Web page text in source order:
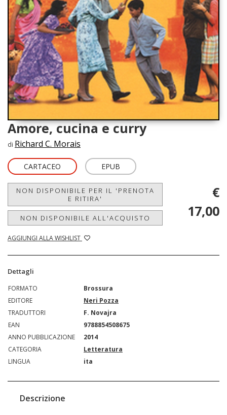
Amore, cucina e curry
di Richard C. Morais
CARTACEO EPUB
NON DISPONIBILE PER IL 'PRENOTA
E RITIRA'
NON DISPONIBILE ALL'ACQUISTO
AGGIUNGI ALLA WISHLIST
€
17,00
Dettagli
FORMATO
Brossura
EDITORE
Neri Pozza
TRADUTTORI
F. Novajra
EAN
9788854508675
ANNO PUBBLICAZIONE
2014
CATEGORIA
Letteratura
LINGUA
ita
Descrizione